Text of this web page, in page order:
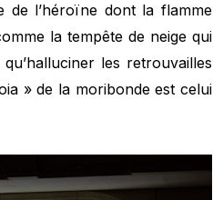
de l’héroïne dont la flamme
la tempête de neige qui
les retrouvailles
» de la moribonde est celui